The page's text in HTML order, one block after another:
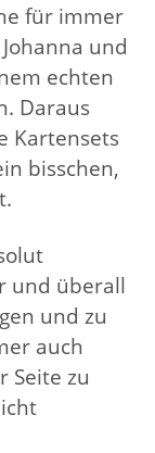
für immer
und
echten
Daraus
Kartensets
bisschen,
und überall
und zu
auch
Seite zu